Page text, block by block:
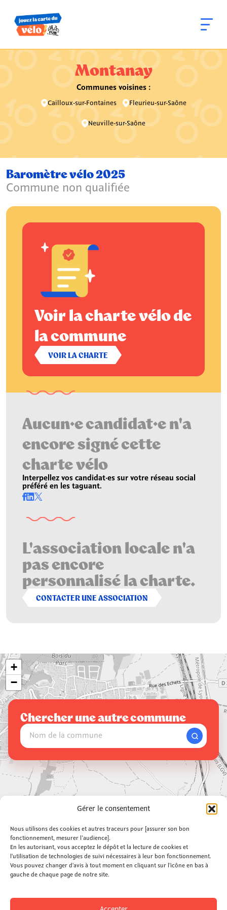
Gérer le consentement
Nous utilisons des cookies et autres traceurs pour [assurer son bon
fonctionnement, mesurer l’audience].
En les autorisant, vous acceptez le dépôt et la lecture de cookies et
l'utilisation de technologies de suivi nécessaires à leur bon fonctionnement.
Vous pouvez changer d'avis à tout moment en cliquant sur l'icône en bas à
gauche de chaque page de notre site.
Montanay
Communes voisines :
Cailloux-sur-Fontaines Fleurieu-sur-Saône
Neuville-sur-Saône
Baromètre vélo 2025
Commune non qualifiée
Voir la charte vélo de
la commune
VOIR LA CHARTE
Aucun·e candidat·e n'a
encore signé cette
charte vélo
Interpellez vos candidat·es sur votre réseau social
préféré en les taguant.
L'association locale n'a
pas encore
personnalisé la charte.
CONTACTER UNE ASSOCIATION
+
−
OpenStreetMap
Chercher une autre commune
Partager sur les réseaux
Newsletter